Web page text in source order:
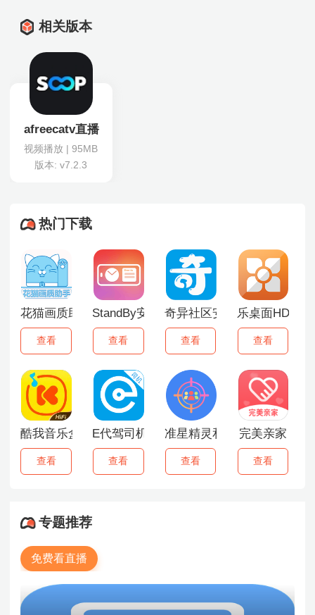
相关版本
afreecatv直播
视频播放 | 95MB
版本: v7.2.3
热门下载
花猫画质助手
查看
StandBy安卓版
查看
奇异社区安卓版
查看
乐桌面HD最
查看
酷我音乐盒2015
查看
E代驾司机端
查看
准星精灵和平精英
查看
完美亲家
查看
专题推荐
免费看直播